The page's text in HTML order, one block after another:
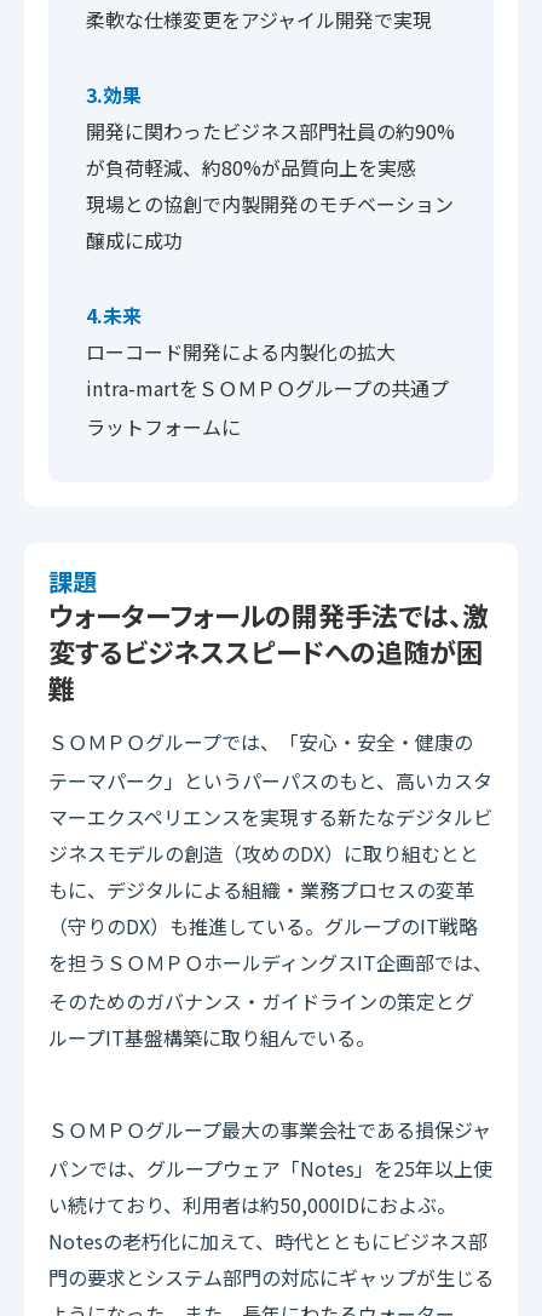
柔軟な仕様変更をアジャイル開発で実現
3.効果
開発に関わったビジネス部門社員の約90%
が負荷軽減、約80%が品質向上を実感
現場との協創で内製開発のモチベーション
醸成に成功
4.未来
ローコード開発による内製化の拡大
intra-martを ＳＯＭＰＯグループの共通プ
ラットフォームに
課題
ウォーターフォールの開発手法では、激
変するビジネススピードへの追随が困
難
ＳＯＭＰＯグループでは、「安心・安全・健康の
テーマパーク」というパーパスのもと、高いカスタ
マーエクスペリエンスを実現する新たなデジタルビ
ジネスモデルの創造（攻めのDX）に取り組むとと
もに、デジタルによる組織・業務プロセスの変革
（守りのDX）も推進している。グループのIT戦略
を担う ＳＯＭＰＯホールディングスIT企画部では、
そのためのガバナンス・ガイドラインの策定とグ
ループIT基盤構築に取り組んでいる。
ＳＯＭＰＯグループ最大の事業会社である損保ジャ
パンでは、グループウェア「Notes」を25年以上使
い続けており、利用者は約50,000IDにおよぶ。
Notesの老朽化に加えて、時代とともにビジネス部
門の要求とシステム部門の対応にギャップが生じる